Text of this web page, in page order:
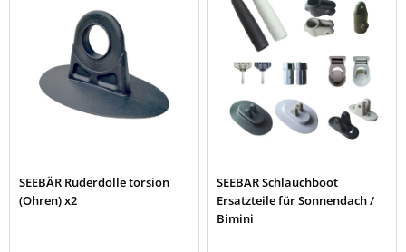
SEEBÄR Ruderdolle torsion
(Ohren) x2
SEEBAR Schlauchboot
Ersatzteile für Sonnendach /
Bimini